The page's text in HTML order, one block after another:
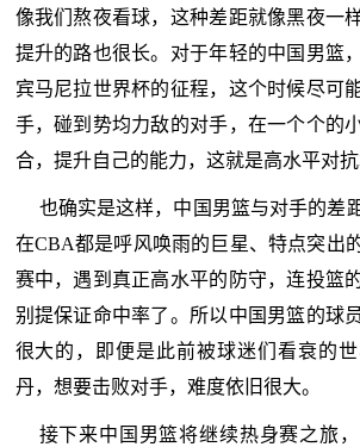
像我们熬夜看球，这种差距就像黑夜一
提升的路也很长。对于年轻的中国男篮
宾马尼拉世界杯的征程，这个时候尽可
手，碰到势均力敌的对手，在一个个的
合，提升自己的能力，这就是高水平对
也确实是这样，中国男篮与对手的差
在CBA都是呼风唤雨的巨星、特点突出
赛中，遇到真正高水平的防守，连投篮
别提保证命中率了。所以中国男篮的球
很大的，即便是此前被球迷们看衰的
丹，想要击败对手，难度依旧很大。
接下来中国男篮将继续热身赛之旅